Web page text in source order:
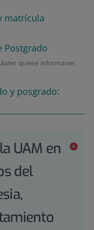
matrícula
Postgrado
quiere informarse.
y posgrado:
UAM en
del